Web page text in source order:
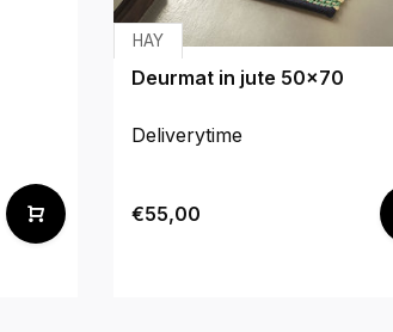
HAY
Deurmat in jute 50x70
Deliverytime
€55,00